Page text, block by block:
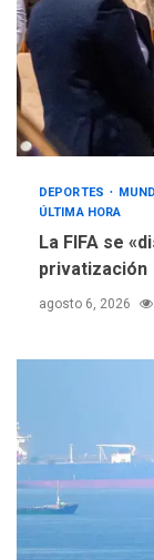
DEPORTES
ÚLTIMA HORA
La FIFA se
privatización
agosto 6, 2026